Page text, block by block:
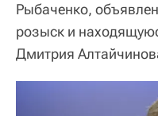
Рыбаченко,
розыск и
Дмитрия